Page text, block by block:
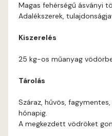
Magas fehérségű ásványi
Adalékszerek,
Kiszerelés
25 kg-os műanyag
Tárolás
Száraz, hűvös,
hónapig.
A megkezdett vödröket